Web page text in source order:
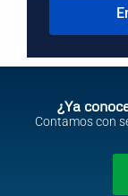
¿Ya
Contamos con